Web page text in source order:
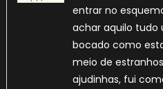
entrar no
achar aquilo tudo
bocado como
meio de
ajudinhas, fui